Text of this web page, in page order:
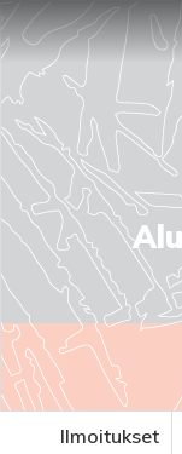
Ilmoitukset